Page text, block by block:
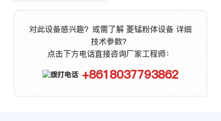
对此设备感兴趣？或需了解 菱锰粉体设备 详细
技术参数？
点击下方电话直接咨询厂家工程师：
+8618037793862